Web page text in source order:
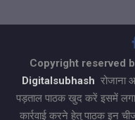
Copyright reserved
Digitalsubhash रोजाना
पड़ताल पाठक खुद करें इसमें
कार्रवाई करने हेतु पाठक इन